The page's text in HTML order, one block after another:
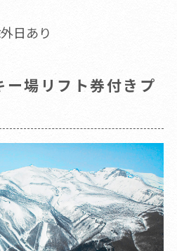
日あり
ー場リフト券付きプ